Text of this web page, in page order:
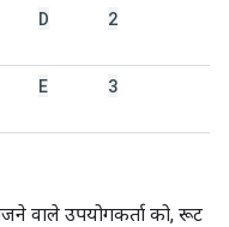
D 2
E 3
वाले उपयोगकर्ता को, रूट